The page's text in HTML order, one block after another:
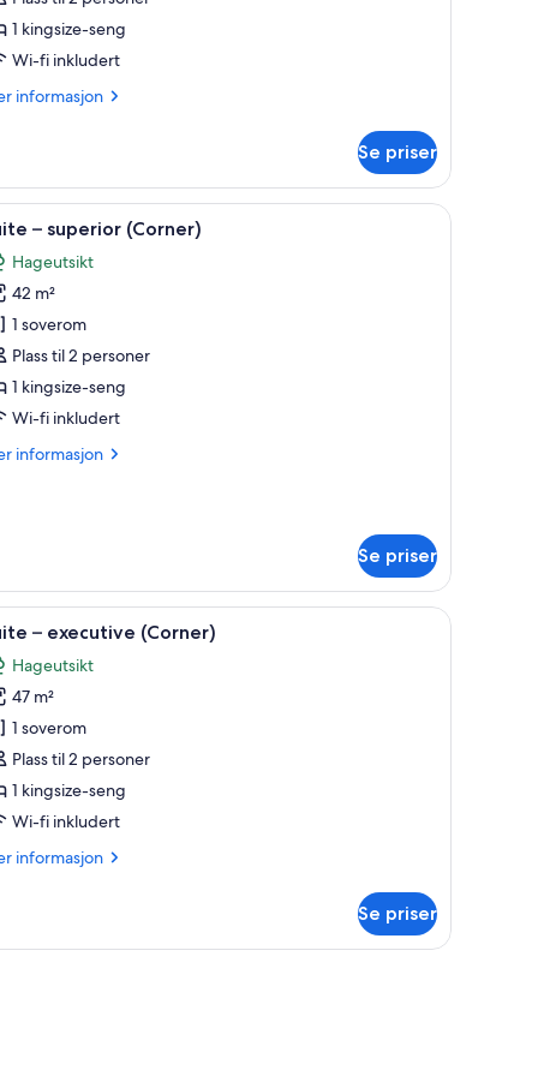
1 kingsize-seng
Wi-fi inkludert
informasjon
Se priser
med overmadrass, minibar og safe på rommetSuite – superior (Corner) | Dundyner,
4 – superior (Corner)
Hageutsikt
42 m²
1 soverom
Plass til 2 personer
1 kingsize-seng
Wi-fi inkludert
informasjon
Se priser
minibar og safe på rommetDundyner, senger med overmadrass,
3 – executive (Corner)
Hageutsikt
47 m²
1 soverom
Plass til 2 personer
1 kingsize-seng
Wi-fi inkludert
informasjon
Se priser